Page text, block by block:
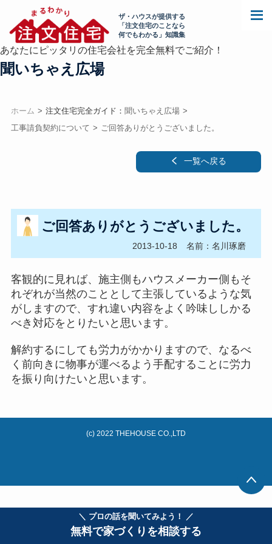
＼ プロの話を聞いてみよう！ ／
無料で家づくりを相談する
ザ・ハウスが提供する
「注文住宅のことなら
何でもわかる」知識集
あなたにピッタリの住宅会社を完全無料でご紹介！
聞いちゃえ広場
ホーム 注文住宅完全ガイド： 聞いちゃえ広場
工事請負契約について
ご回答ありがとうございました。
一覧へ戻る
ご回答ありがとうございました。
2013-10-18 名前：名川琢磨
客観的に見れば、施主側もハウスメーカー側もそ
れぞれが当然のこととして主張しているような気
がしますので、すれ違い内容をよく吟味ししかる
べき対応をとりたいと思います。
解約するにしても労力がかかりますので、なるべ
く前向きに物事が運べるよう手配することに労力
を振り向けたいと思います。
(c) 2022 THEHOUSE CO.,LTD